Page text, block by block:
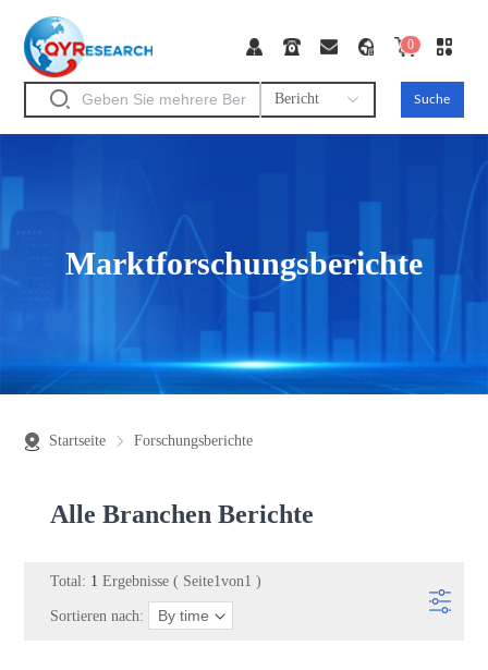
0
Bericht Suche
Marktforschungsberichte
Startseite Forschungsberichte
Alle Branchen Berichte
Total: 1 Ergebnisse ( Seite1von1 )
Sortieren nach: